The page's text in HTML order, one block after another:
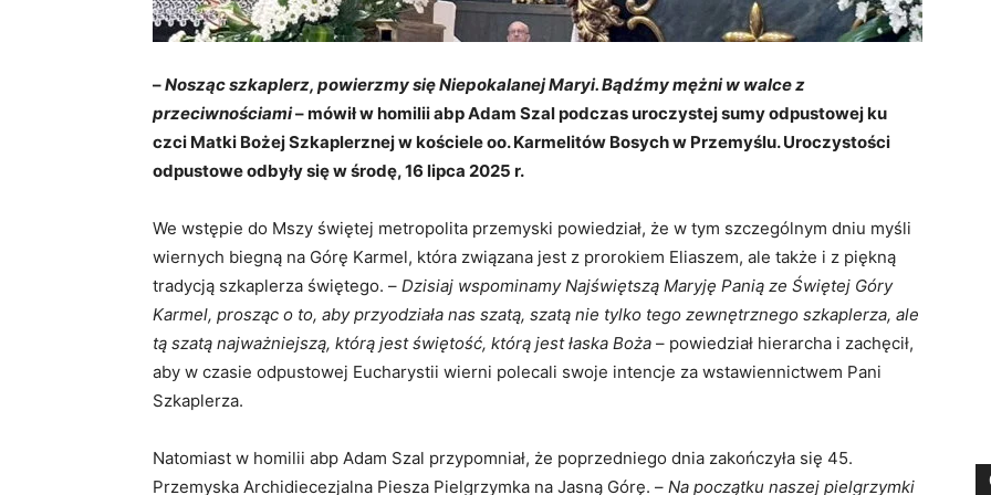
–Nosząc szkaplerz, powierzmy się Niepokalanej Maryi. Bądźmy mężni w walce z
przeciwnościami– mówił w homilii abp Adam Szal podczas uroczystej sumy odpustowej ku
czci Matki Bożej Szkaplerznej w kościele oo. Karmelitów Bosych w Przemyślu. Uroczystości
odpustowe odbyły się w środę, 16 lipca 2025 r.
We wstępie do Mszy świętej metropolita przemyski powiedział, że w tym szczególnym dniu myśli
wiernych biegną na Górę Karmel, która związana jest z prorokiem Eliaszem, ale także i z piękną
tradycją szkaplerza świętego. – Dzisiaj wspominamy Najświętszą Maryję Panią ze Świętej Góry
Karmel, prosząc o to, aby przyodziała nas szatą, szatą nie tylko tego zewnętrznego szkaplerza, ale
tą szatą najważniejszą, którą jest świętość, którą jest łaska Boża – powiedział hierarcha i zachęcił,
aby w czasie odpustowej Eucharystii wierni polecali swoje intencje za wstawiennictwem Pani
Szkaplerza.
Natomiast w homilii abp Adam Szal przypomniał, że poprzedniego dnia zakończyła się 45.
Przemyska Archidiecezjalna Piesza Pielgrzymka na Jasną Górę. – Na początku naszej pielgrzymki